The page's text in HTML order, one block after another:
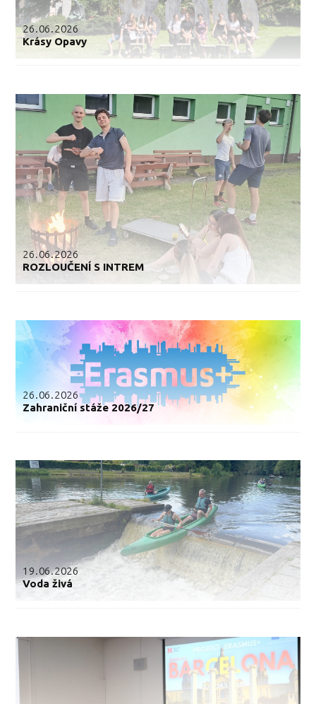
26.06.2026
Krásy Opavy
26.06.2026
ROZLOUČENÍ S INTREM
26.06.2026
Zahraniční stáže 2026/27
19.06.2026
Voda živá